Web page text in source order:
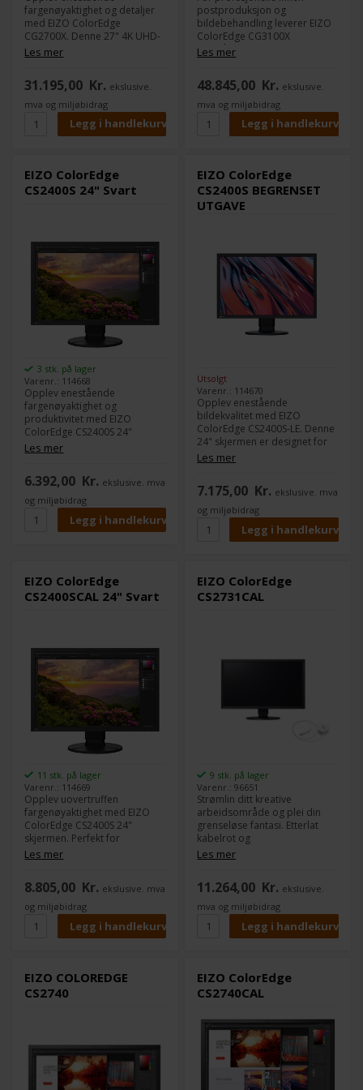
fargenøyaktighet og detaljer
med EIZO ColorEdge
CG2700X. Denne 27" 4K UHD-
skjermen er designet for
kreative profesjonelle som
støtte, bred fargeskala og
selvkalibrering leverer den
enestående bildekvalitet til
arbeidet ditt.
Les mer
31.195,00 Kr. ekslusive.
mva og miljøbidrag
postproduksjon og
bildebehandling leverer EIZO
ColorEdge CG3100X
enestående fargenøyaktighet
med sitt 30" 4K Wide Gamut
kalibreringssensor. Opplev
levende, virkelighetstro farger
og problemfri tilkobling via
USB-C. Optimaliser
arbeidsflyten din med denne
Les mer
48.845,00 Kr. ekslusive.
mva og miljøbidrag
EIZO ColorEdge
CS2400S 24" Svart
3 stk. på lager
Varenr.: 114668
Opplev enestående
fargenøyaktighet og
produktivitet med EIZO
ColorEdge CS2400S 24"
skjermen. Perfekt for
fotografer, videoredigerere
presisjon. Med USB-C
tilkobling og 99% Adobe RGB
dekning, er denne skjermen
designet for å løfte ditt
kreative arbeid til nye høyder.
Les mer
6.392,00 Kr. ekslusive. mva
og miljøbidrag
EIZO ColorEdge
CS2400S BEGRENSET
UTGAVE
Utsolgt
Varenr.: 114670
Opplev enestående
bildekvalitet med EIZO
ColorEdge CS2400S-LE. Denne
24" skjermen er designet for
kreative Windows-brukere og
tilbyr bredt fargerom,
USB-C tilkobling. Få
profesjonell ytelse til en
spesiell pris, så lenge lageret
rekker.
Les mer
7.175,00 Kr. ekslusive. mva
og miljøbidrag
EIZO ColorEdge
CS2400SCAL 24" Svart
11 stk. på lager
Varenr.: 114669
Opplev uovertruffen
fargenøyaktighet med EIZO
ColorEdge CS2400S 24"
skjermen. Perfekt for
fotografer, videoredigerere
og designere som krever
Med USB-C, 99% Adobe RGB
og maskinvarekalibrering får
du et pålitelig verktøy til ditt
kreative arbeid. Forbedre
arbeidsflyten din og se
Les mer
8.805,00 Kr. ekslusive. mva
og miljøbidrag
EIZO ColorEdge
CS2731CAL
9 stk. på lager
Varenr.: 96651
Strømlin ditt kreative
arbeidsområde og plei din
grenseløse fantasi. Etterlat
kabelrot og
tilkoblingsproblemer med
denne USB Type-C-utstyrte
en enkel kabeltilkobling og 60
W strømforsyning gir den
bekvemmelighet og et
strømlinjeformet
arbeidsområde, slik at du kan
Les mer
11.264,00 Kr. ekslusive.
mva og miljøbidrag
EIZO COLOREDGE
CS2740
EIZO ColorEdge
CS2740CAL